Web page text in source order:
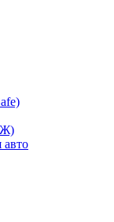
авто